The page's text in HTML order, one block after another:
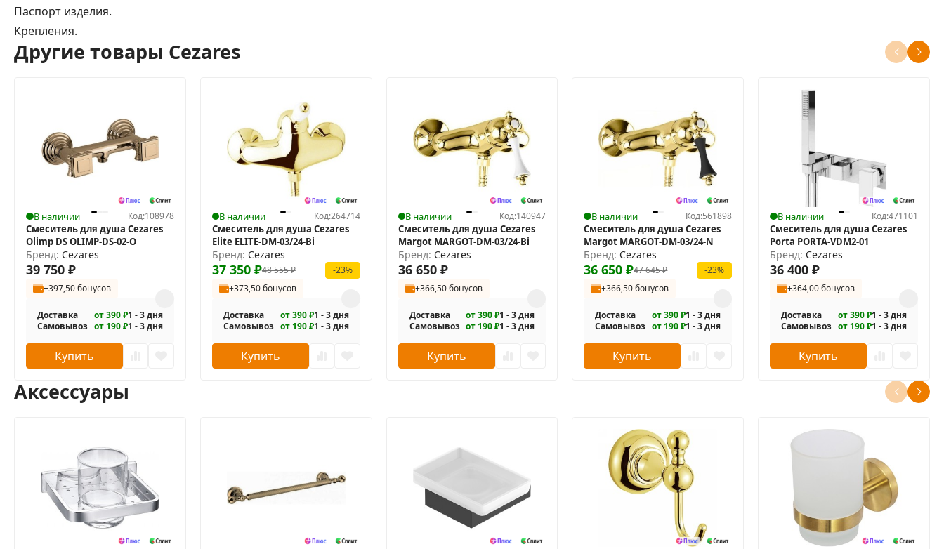
Паспорт изделия.
Крепления.
Другие товары Cezares
В наличии Код:108978
Смеситель для душа Cezares
Olimp DS OLIMP-DS-02-O
Бренд: Cezares
39 750 ₽
+397,50 бонусов
Доставка от 390 ₽1 - 3 дня
Самовывоз от 190 ₽1 - 3 дня
Купить
В наличии Код:264714
Смеситель для душа Cezares
Elite ELITE-DM-03/24-Bi
Бренд: Cezares
48 555₽
37 350 ₽
-23%
+373,50 бонусов
Доставка от 390 ₽1 - 3 дня
Самовывоз от 190 ₽1 - 3 дня
Купить
В наличии Код:140947
Смеситель для душа Cezares
Margot MARGOT-DM-03/24-Bi
Бренд: Cezares
36 650 ₽
+366,50 бонусов
Доставка от 390 ₽1 - 3 дня
Самовывоз от 190 ₽1 - 3 дня
Купить
В наличии Код:561898
Смеситель для душа Cezares
Margot MARGOT-DM-03/24-N
Бренд: Cezares
47 645₽
36 650₽
-23%
+366,50 бонусов
Доставка от 390 ₽1 - 3 дня
Самовывоз от 190 ₽1 - 3 дня
Купить
В наличии Код:471101
Смеситель для душа Cezares
Porta PORTA-VDM2-01
Бренд: Cezares
36 400₽
+364,00 бонусов
Доставка от 390 ₽1 - 3 дня
Самовывоз от 190 ₽1 - 3 дня
Купить
Аксессуары